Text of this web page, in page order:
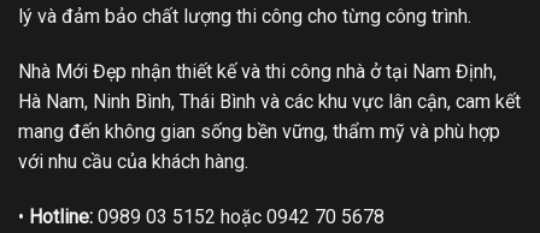
lý và đảm bảo chất lượng thi công cho từng công trình.
Nhà Mới Đẹp nhận thiết kế và thi công nhà ở tại Nam Định,
Hà Nam, Ninh Bình, Thái Bình và các khu vực lân cận, cam kết
mang đến không gian sống bền vững, thẩm mỹ và phù hợp
với nhu cầu của khách hàng.
• Hotline: 0989 03 5152 hoặc 0942 70 5678